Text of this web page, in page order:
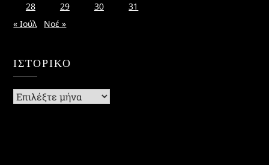
28
29 30
31
« Ιούλ
Νοέ »
ΙΣΤΟΡΙΚΌ
Ιστορικό